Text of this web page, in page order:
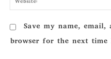
Save my name,
browser for the next time